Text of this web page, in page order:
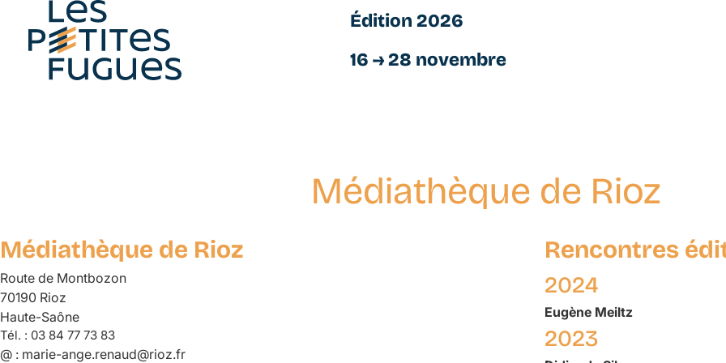
principal
Édition 2026
16 → 28 novembre
Médiathèque de Rioz
Médiathèque de Rioz
Route de Montbozon
70190 Rioz
Haute-Saône
Tél. : 03 84 77 73 83
@ : marie-ange.renaud@rioz.fr
Rencontres
2024
Eugène Meiltz
2023